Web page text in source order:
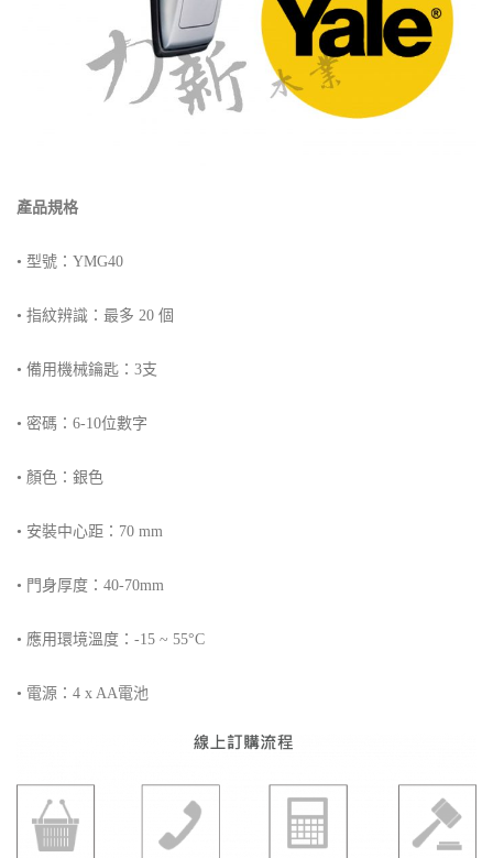
產品規格
• 型號：YMG40
• 指紋辨識：最多 20 個
• 備用機械鑰匙：3支
• 密碼：6-10位數字
• 顏色：銀色
• 安裝中心距：70 mm
• 門身厚度：40-70mm
• 應用環境溫度：-15 ~ 55°C
• 電源：4 x AA電池